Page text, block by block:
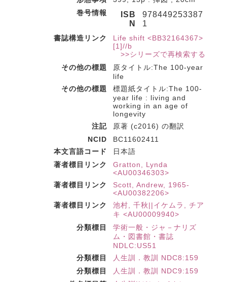
巻号情報
ISB
N
978449253387
1
書誌構造リンク
Life shift <BB32164367>
[1]//b
>>シリーズで再検索する
その他の標題
原タイトル:The 100-year
life
その他の標題
標題紙タイトル:The 100-
year life : living and
working in an age of
longevity
注記
原著 (c2016) の翻訳
NCID
BC11602411
本文言語コード
日本語
著者標目リンク
Gratton, Lynda
<AU00346303>
著者標目リンク
Scott, Andrew, 1965-
<AU00382206>
著者標目リンク
池村, 千秋||イケムラ, チア
キ <AU00009940>
分類標目
学術一般・ジャ－ナリズ
ム・図書館・書誌
NDLC:US51
分類標目
人生訓．教訓 NDC8:159
分類標目
人生訓．教訓 NDC9:159